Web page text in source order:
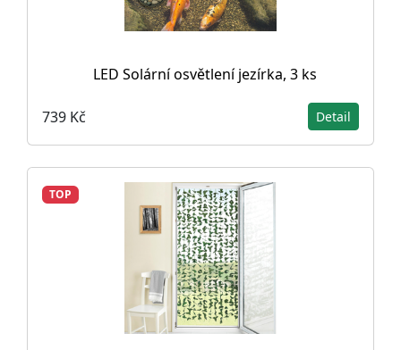
LED Solární osvětlení jezírka, 3 ks
739 Kč Detail
TOP